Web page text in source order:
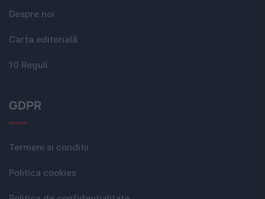
Despre noi
Carta editorială
10 Reguli
GDPR
Termeni si conditii
Politica cookies